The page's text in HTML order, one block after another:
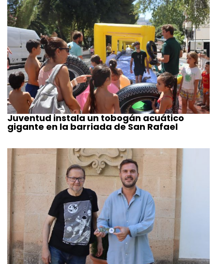
Juventud instala un tobogán acuático
gigante en la barriada de San Rafael